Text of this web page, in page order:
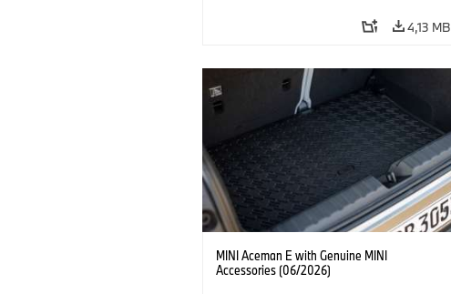
4,13 MB
MINI Aceman E with Genuine MINI
Accessories (06/2026)